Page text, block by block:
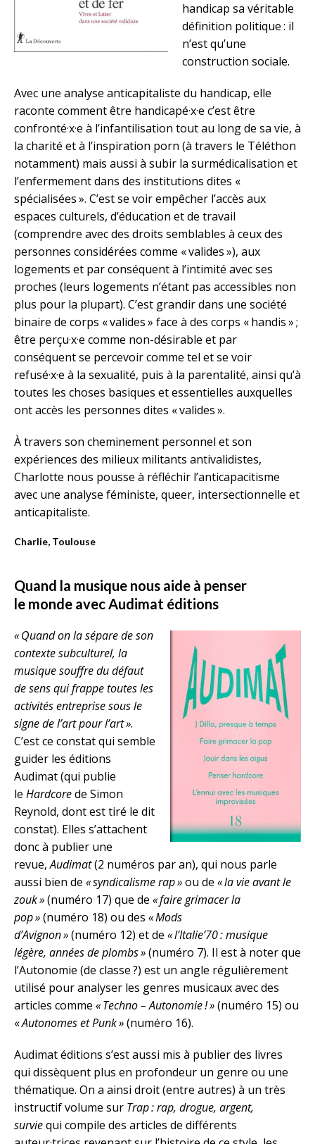
handicap sa véritable
définition politique : il
n’est qu’une
construction sociale.
Avec une analyse anticapitaliste du handicap, elle
raconte comment être handicapé·x·e c’est être
confronté·x·e à l’infantilisation tout au long de sa vie, à
la charité et à l’inspiration porn (à travers le Téléthon
notamment) mais aussi à subir la surmédicalisation et
l’enfermement dans des institutions dites «
spécialisées ». C’est se voir empêcher l’accès aux
espaces culturels, d’éducation et de travail
(comprendre avec des droits semblables à ceux des
personnes considérées comme « valides »), aux
logements et par conséquent à l’intimité avec ses
proches (leurs logements n’étant pas accessibles non
plus pour la plupart). C’est grandir dans une société
binaire de corps « valides » face à des corps « handis » ;
être perçu·x·e comme non-désirable et par
conséquent se percevoir comme tel et se voir
refusé·x·e à la sexualité, puis à la parentalité, ainsi qu’à
toutes les choses basiques et essentielles auxquelles
ont accès les personnes dites « valides ».
À travers son cheminement personnel et son
expériences des milieux militants antivalidistes,
Charlotte nous pousse à réfléchir l’anticapacitisme
avec une analyse féministe, queer, intersectionnelle et
anticapitaliste.
Charlie, Toulouse
Quand la musique nous aide à penser
le monde avecAudimat éditions
« Quand on la sépare de son
contexte subculturel, la
musique souffre du défaut
de sens qui frappe toutes les
activités entreprise sous le
signe de l’art pour l’art ».
C’est ce constat qui semble
guider les éditions
Audimat (qui publie
le Hardcorede Simon
Reynold, dont est tiré le dit
constat). Elles s’attachent
donc à publier une
revue,Audimat(2 numéros par an), qui nous parle
aussi bien de « syndicalisme rap »ou de « la vie avant le
zouk »(numéro 17) que de « faire grimacer la
pop »(numéro 18) ou des « Mods
d’Avignon »(numéro 12) et de « l’Italie’70 : musique
légère, années de plombs »(numéro 7). Il est à noter que
l’Autonomie (de classe ?) est un angle régulièrement
utilisé pour analyser les genres musicaux avec des
articles comme « Techno – Autonomie ! »(numéro 15) ou
«Autonomes et Punk »(numéro 16).
Audimat éditions s’est aussi mis à publier des livres
qui dissèquent plus en profondeur un genre ou une
thématique. On a ainsi droit (entre autres) à un très
instructif volume sur Trap : rap, drogue, argent,
surviequi compile des articles de différents